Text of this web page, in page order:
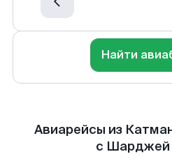
Найти
Авиарейсы из
с Шарджей